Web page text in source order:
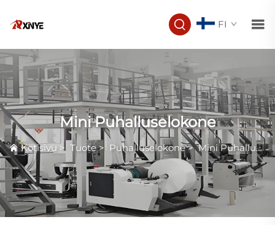
FI
Mini Puhalluselokone
Kotisivu > Tuote> Puhalluselokone>Mini Puhalluselokone